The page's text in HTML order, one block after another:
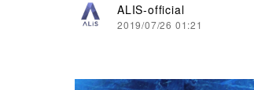
ALIS-official
2019/07/26 01:21